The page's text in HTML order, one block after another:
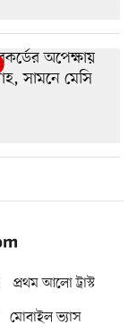
প্রথম আলো ট্রাস্ট
মোবাইল ভ্যাস